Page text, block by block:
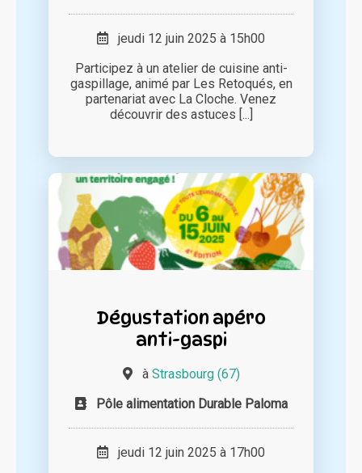
jeudi 12 juin 2025 à 15h00
Participez à un atelier de cuisine anti-
gaspillage, animé par Les Retoqués, en
partenariat avec La Cloche. Venez
découvrir des astuces [...]
Dégustation apéro
anti-gaspi
à Strasbourg (67)
Pôle alimentation Durable Paloma
jeudi 12 juin 2025 à 17h00